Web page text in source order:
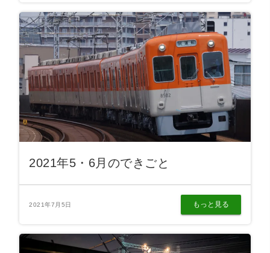
2021年5・6月のできごと
2021年7月5日 もっと見る